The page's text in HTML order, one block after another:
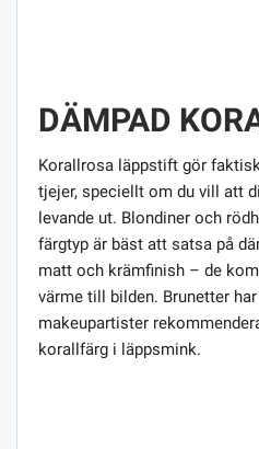
DÄMPAD
Korallrosa läppstift gör
tjejer, speciellt om du vill att
levande ut. Blondiner och
färgtyp är bäst att satsa på
matt och krämfinish – de
värme till bilden. Brunetter
makeupartister
korallfärg i läppsmink.